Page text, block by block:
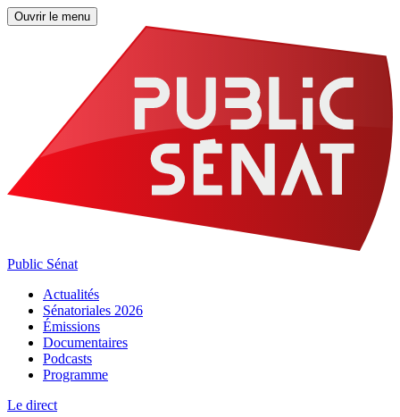
Ouvrir le menu
Public Sénat
Actualités
Sénatoriales 2026
Émissions
Documentaires
Podcasts
Programme
Le direct